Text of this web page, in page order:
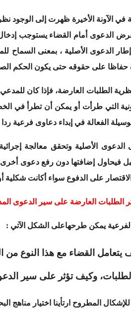
الآونة الأخيرة ظهرت إلى الوجود
عرض الدعوى أمام القضاء يستوجب
إطار الدعوى الأصلية ، بمعنى
على حقوقه حتى يكون الحكم الصادر
الطلبات العارضة، فإذا كان
التي طرأت أو يمكن أن تطرأ في
الفعالة في إبداء دعاوى فرعية
الدعوى الأصلية وتحقق معالجة
فيحاول إضافتها دون رفع دعوى
على الدفوع سواء أكانت شكلية
الطلبات العارضة على سير الدعوى
يمكن طرحهاعلى الشكل الآتي :
القضاء مع هذا النوع من
وكيف تؤثر على سير
المطروح ارتأينا اختيار مناهج